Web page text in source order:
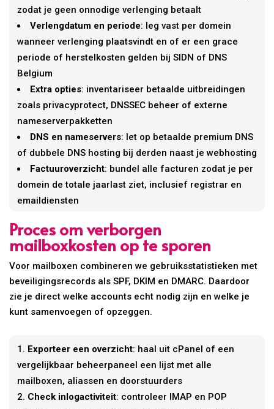
zodat je geen onnodige verlenging betaalt
Verlengdatum en periode: leg vast per domein
wanneer verlenging plaatsvindt en of er een grace
periode of herstelkosten gelden bij SIDN of DNS
Belgium
Extra opties: inventariseer betaalde uitbreidingen
zoals privacyprotect, DNSSEC beheer of externe
nameserverpakketten
DNS en nameservers: let op betaalde premium DNS
of dubbele DNS hosting bij derden naast je webhosting
Factuuroverzicht: bundel alle facturen zodat je per
domein de totale jaarlast ziet, inclusief registrar en
emaildiensten
Proces om verborgen
mailboxkosten op te sporen
Voor mailboxen combineren we gebruiksstatistieken met
beveiligingsrecords als SPF, DKIM en DMARC. Daardoor
zie je direct welke accounts echt nodig zijn en welke je
kunt samenvoegen of opzeggen.
Exporteer een overzicht: haal uit cPanel of een
vergelijkbaar beheerpaneel een lijst met alle
mailboxen, aliassen en doorstuurders
Check inlogactiviteit: controleer IMAP en POP